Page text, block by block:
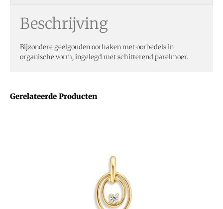
Gerelateerde Producten
Beschrijving
Bijzondere geelgouden oorhaken met oorbedels in
organische vorm, ingelegd met schitterend parelmoer.